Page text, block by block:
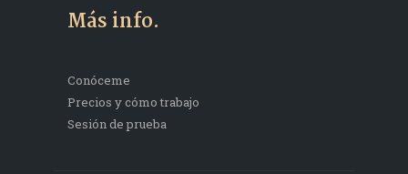
Más info.
Conóceme
Precios y cómo trabajo
Sesión de prueba